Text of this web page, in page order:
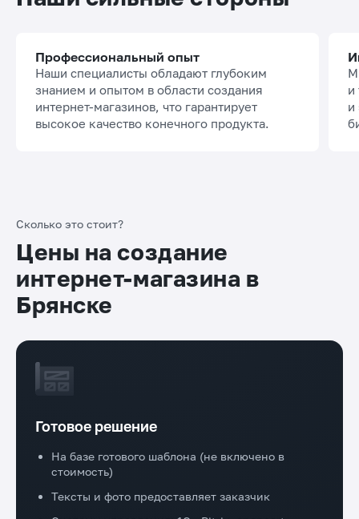
Профессиональный опыт
Наши специалисты обладают глубоким
знанием и опытом в области создания
интернет-магазинов, что гарантирует
высокое качество конечного продукта.
и
и
Сколько это стоит?
Цены на создание
интернет-магазина в
Брянске
Готовое решение
На базе готового шаблона (не включено в
стоимость)
Тексты и фото предоставляет заказчик